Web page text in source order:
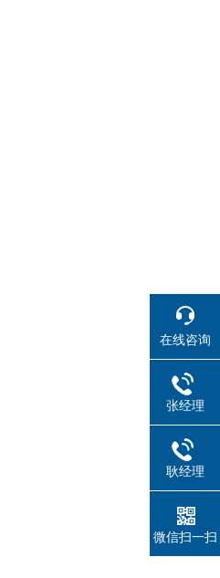
在线咨询
张经理
耿经理
微信扫一扫